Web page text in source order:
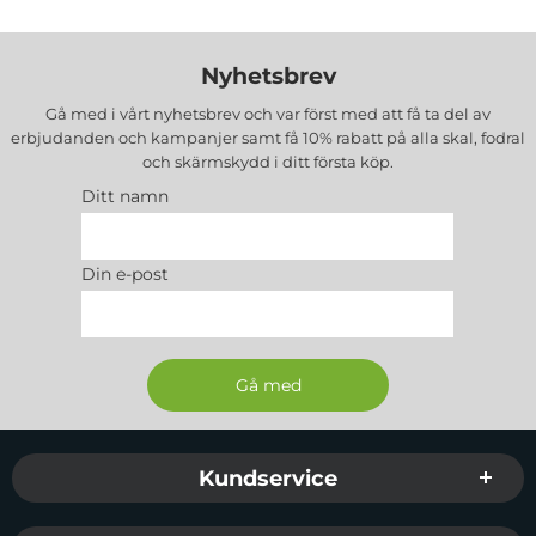
Nyhetsbrev
Gå med i vårt nyhetsbrev och var först med att få ta del av
erbjudanden och kampanjer samt få 10% rabatt på alla skal, fodral
och skärmskydd i ditt första köp.
Ditt namn
Din e-post
Sidfot Blandad info och länkar
Kundservice